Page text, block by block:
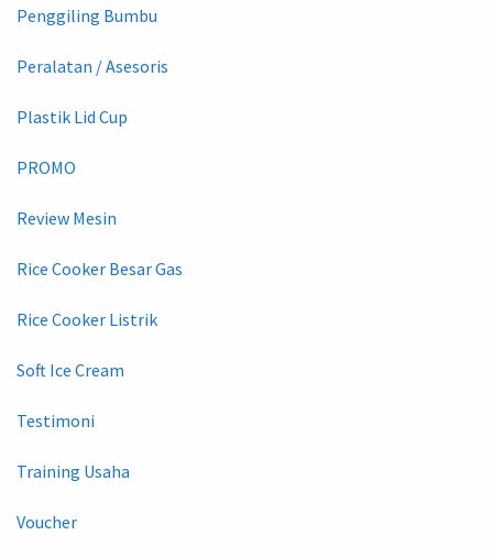
Penggiling Bumbu
Peralatan / Asesoris
Plastik Lid Cup
PROMO
Review Mesin
Rice Cooker Besar Gas
Rice Cooker Listrik
Soft Ice Cream
Testimoni
Training Usaha
Voucher